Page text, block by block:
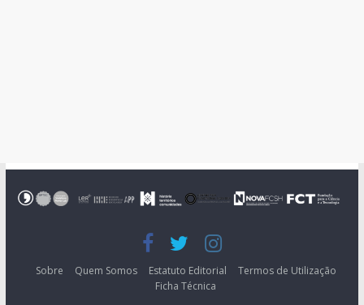
Sobre Quem Somos Estatuto Editorial
Termos de Utilização
Ficha Técnica